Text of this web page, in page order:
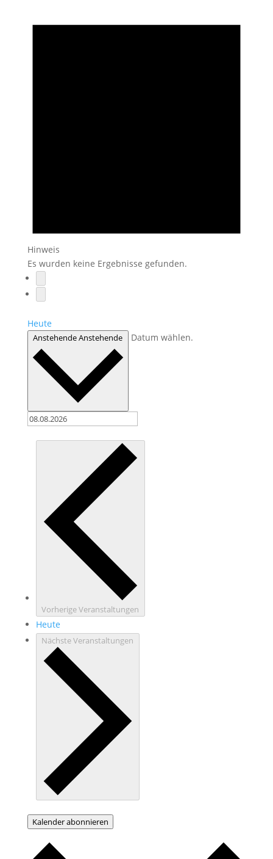
Hinweis
Es wurden keine Ergebnisse gefunden.
Heute
AnstehendeAnstehende Datum wählen.
VorherigeVeranstaltungen
Heute
NächsteVeranstaltungen
Kalender abonnieren